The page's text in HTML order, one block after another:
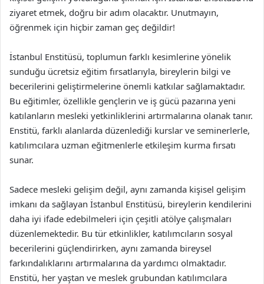
ziyaret etmek, doğru bir adım olacaktır. Unutmayın,
öğrenmek için hiçbir zaman geç değildir!
İstanbul Enstitüsü, toplumun farklı kesimlerine yönelik
sunduğu ücretsiz eğitim fırsatlarıyla, bireylerin bilgi ve
becerilerini geliştirmelerine önemli katkılar sağlamaktadır.
Bu eğitimler, özellikle gençlerin ve iş gücü pazarına yeni
katılanların mesleki yetkinliklerini artırmalarına olanak tanır.
Enstitü, farklı alanlarda düzenlediği kurslar ve seminerlerle,
katılımcılara uzman eğitmenlerle etkileşim kurma fırsatı
sunar.
Sadece mesleki gelişim değil, aynı zamanda kişisel gelişim
imkanı da sağlayan İstanbul Enstitüsü, bireylerin kendilerini
daha iyi ifade edebilmeleri için çeşitli atölye çalışmaları
düzenlemektedir. Bu tür etkinlikler, katılımcıların sosyal
becerilerini güçlendirirken, aynı zamanda bireysel
farkındalıklarını artırmalarına da yardımcı olmaktadır.
Enstitü, her yaştan ve meslek grubundan katılımcılara